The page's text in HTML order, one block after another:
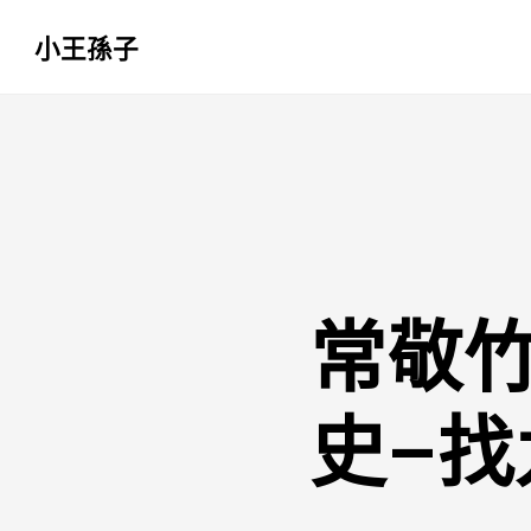
小王孫子
常敬
史–